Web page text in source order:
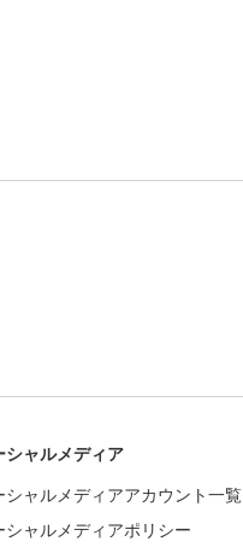
シャルメディア
シャルメディアアカウント一覧
シャルメディアポリシー